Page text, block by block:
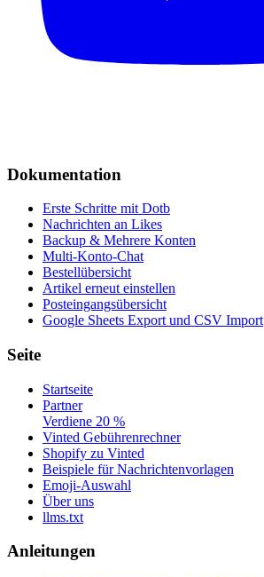
Dokumentation
Erste Schritte mit Dotb
Nachrichten an Likes
Backup & Mehrere Konten
Multi-Konto-Chat
Bestellübersicht
Artikel erneut einstellen
Posteingangsübersicht
Google Sheets Export und CSV Import
Seite
Startseite
Partner
Verdiene 20 %
Vinted Gebührenrechner
Shopify zu Vinted
Beispiele für Nachrichtenvorlagen
Emoji-Auswahl
Über uns
llms.txt
Anleitungen